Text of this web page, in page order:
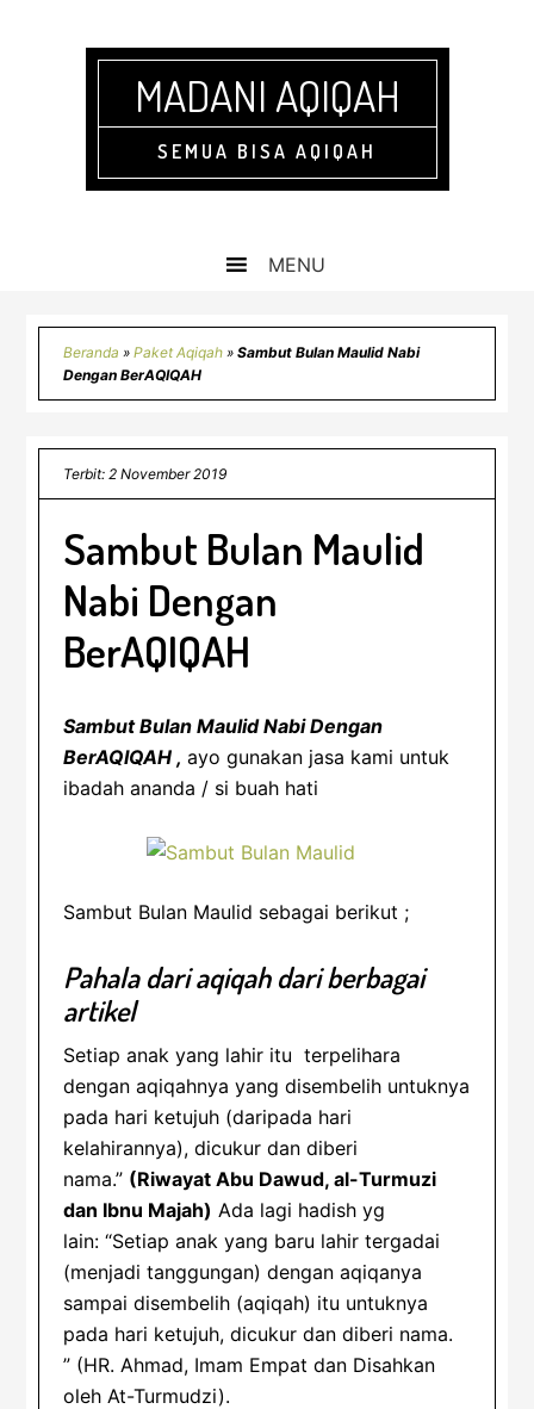
MADANI AQIQAH
SEMUA BISA AQIQAH
Beranda »Paket Aqiqah »Sambut Bulan Maulid Nabi
Dengan BerAQIQAH
Terbit: 2 November 2019
Sambut Bulan Maulid
Nabi Dengan
BerAQIQAH
Sambut Bulan Maulid Nabi Dengan
BerAQIQAH , ayo gunakan jasa kami untuk
ibadah ananda / si buah hati
Sambut Bulan Maulid sebagai berikut ;
Pahala dari aqiqah dari berbagai
artikel
Setiap anak yang lahir itu terpelihara
dengan aqiqahnya yang disembelih untuknya
pada hari ketujuh (daripada hari
kelahirannya), dicukur dan diberi
nama.” (Riwayat Abu Dawud, al-Turmuzi
dan Ibnu Majah) Ada lagi hadish yg
lain: “Setiap anak yang baru lahir tergadai
(menjadi tanggungan) dengan aqiqanya
sampai disembelih (aqiqah) itu untuknya
pada hari ketujuh, dicukur dan diberi nama.
” (HR. Ahmad, Imam Empat dan Disahkan
oleh At-Turmudzi).